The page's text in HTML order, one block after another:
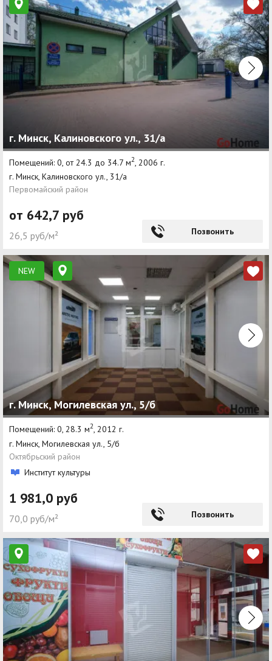
г. Минск, Калиновского ул., 31/а
Помещений: 0, от 24.3 до 34.7 м2 , 2006 г.
г. Минск, Калиновского ул., 31/а
Первомайский район
от 642,7 руб
26,5 руб/м² Позвонить
NEW
г. Минск, Могилевская ул., 5/б
Помещений: 0, 28.3 м2, 2012 г.
г. Минск, Могилевская ул., 5/б
Октябрьский район
Институт культуры
1 981,0 руб
70,0 руб/м² Позвонить